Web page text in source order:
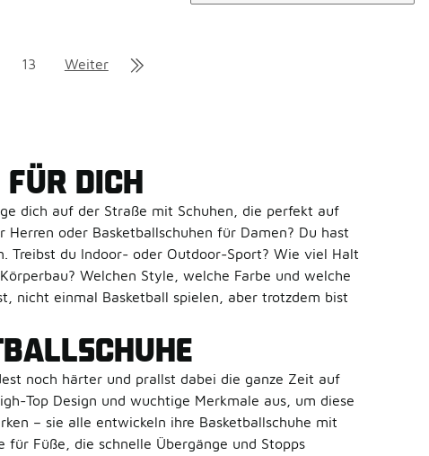
13 Weiter
DICH
dich auf der Straße mit Schuhen, die perfekt auf
oder Basketballschuhen für Damen? Du hast
Treibst du Indoor- oder Outdoor-Sport? Wie viel Halt
Welchen Style, welche Farbe und welche
nicht einmal Basketball spielen, aber trotzdem bist
noch härter und prallst dabei die ganze Zeit auf
Top Design und wuchtige Merkmale aus, um diese
– sie alle entwickeln ihre Basketballschuhe mit
Füße, die schnelle Übergänge und Stopps